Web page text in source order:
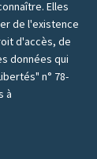
Elles
de l'existence
d'accès, de
données qui
n° 78-
à